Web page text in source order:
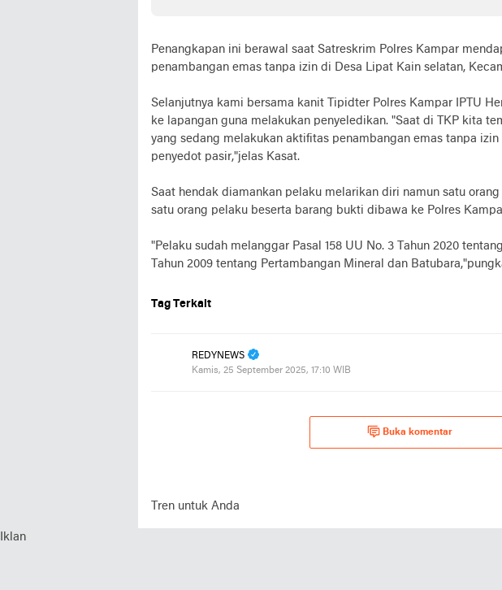
Penangkapan ini berawal saat Satreskrim Polres Kampar
penambangan emas tanpa izin di Desa Lipat Kain selatan,
Selanjutnya kami bersama kanit Tipidter Polres Kampar IPTU
ke lapangan guna melakukan penyeledikan. "Saat di TKP kita
yang sedang melakukan aktifitas penambangan emas tanpa
penyedot pasir,"jelas Kasat.
Saat hendak diamankan pelaku melarikan diri namun satu
satu orang pelaku beserta barang bukti dibawa ke Polres
"Pelaku sudah melanggar Pasal 158 UU No. 3 Tahun 2020
Tahun 2009 tentang Pertambangan Mineral dan
Tag Terkait
REDYNEWS
Kamis, 25 September 2025, 17:10 WIB
Buka komentar
Tren untuk Anda
Iklan